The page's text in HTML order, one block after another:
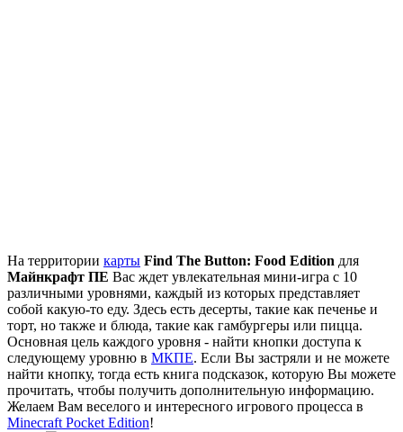
На территории карты Find The Button: Food Edition для
Майнкрафт ПЕ Вас ждет увлекательная мини-игра с 10
различными уровнями, каждый из которых представляет
собой какую-то еду. Здесь есть десерты, такие как печенье и
торт, но также и блюда, такие как гамбургеры или пицца.
Основная цель каждого уровня - найти кнопки доступа к
следующему уровню в МКПЕ. Если Вы застряли и не можете
найти кнопку, тогда есть книга подсказок, которую Вы можете
прочитать, чтобы получить дополнительную информацию.
Желаем Вам веселого и интересного игрового процесса в
Minecraft Pocket Edition!